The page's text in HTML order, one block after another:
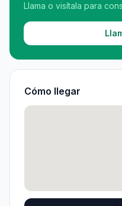
Llama o visítala para
Cómo llegar